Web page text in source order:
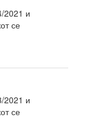
2021 и
се
2021 и
се